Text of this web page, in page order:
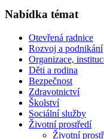
Nabídka témat
Otevřená radnice
Rozvoj a podnikání
Organizace,
Děti a rodina
Bezpečnost
Zdravotnictví
Školství
Sociální služby
Životní prostředí
Životní